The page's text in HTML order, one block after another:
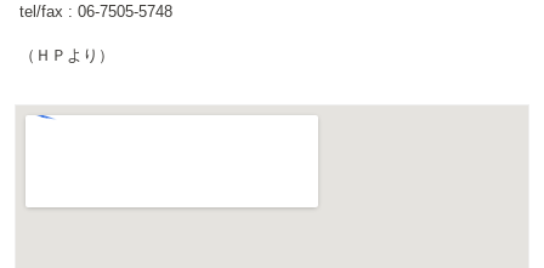
tel/fax : 06-7505-5748
（ＨＰより）